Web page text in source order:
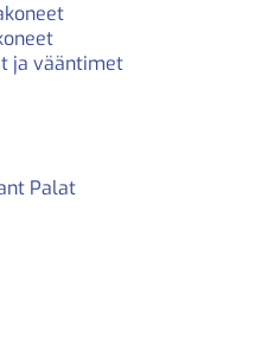
ja vääntimet
Palat